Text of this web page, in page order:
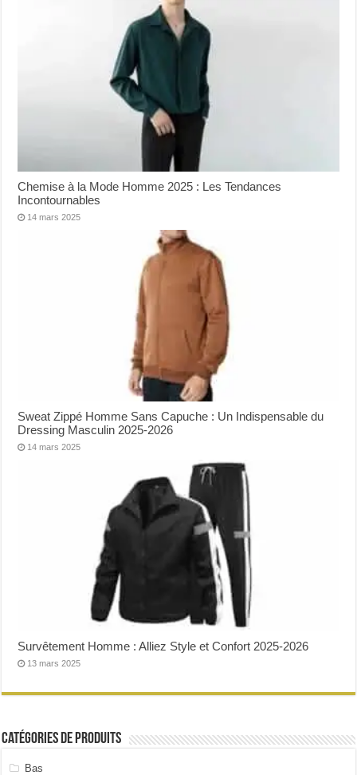
Chemise à la Mode Homme 2025 : Les Tendances
Incontournables
14 mars 2025
Sweat Zippé Homme Sans Capuche : Un Indispensable du
Dressing Masculin 2025-2026
14 mars 2025
Survêtement Homme : Alliez Style et Confort 2025-2026
13 mars 2025
Catégories de produits
Bas